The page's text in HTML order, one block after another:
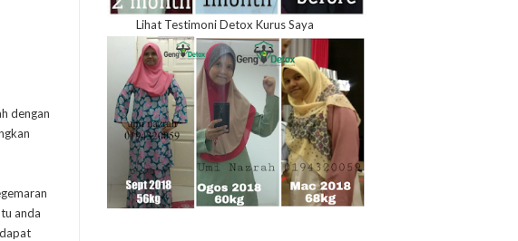
dengan
anda
Lihat Testimoni Detox Kurus Saya